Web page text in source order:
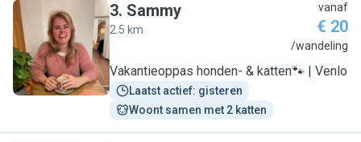
S
3. Sammy
2.5 km
vanaf
€ 20
/wandeling
Vakantieoppas honden- & katten🐾 | Venlo
Laatst actief: gisteren
Woont samen met 2 katten